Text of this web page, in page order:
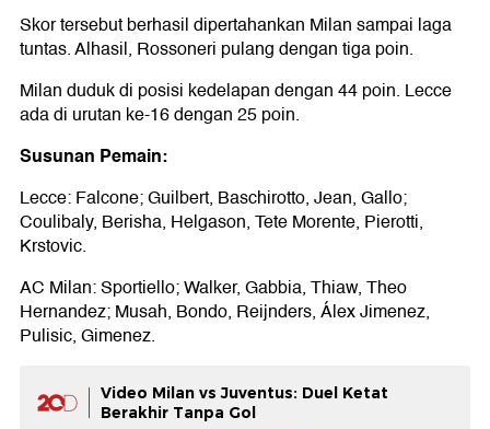
Skor tersebut berhasil dipertahankan Milan sampai laga
tuntas. Alhasil, Rossoneri pulang dengan tiga poin.
Milan duduk di posisi kedelapan dengan 44 poin. Lecce
ada di urutan ke-16 dengan 25 poin.
Susunan Pemain:
Lecce: Falcone; Guilbert, Baschirotto, Jean, Gallo;
Coulibaly, Berisha, Helgason, Tete Morente, Pierotti,
Krstovic.
AC Milan: Sportiello; Walker, Gabbia, Thiaw, Theo
Hernandez; Musah, Bondo, Reijnders, Álex Jimenez,
Pulisic, Gimenez.
Video Milan vs Juventus: Duel Ketat
Berakhir Tanpa Gol